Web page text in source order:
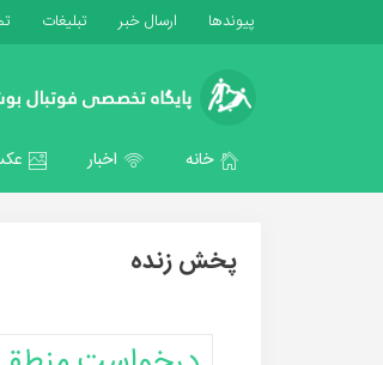
پیوندها ارسال خبر تبلیغات
خانه اخبار
پخش زنده